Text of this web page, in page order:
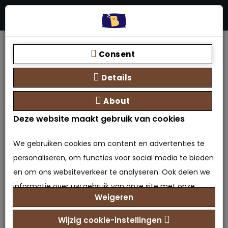
Zoeken
Boxspring met opbergruimte - tweepersoons
Opberg Boxspring Rose
Opberg Boxspring Rose
0 beoordeling(en)/ Geef beoordeling
Bedden Amsterdam B.V
Consent
Details
About
Deze website maakt gebruik van cookies
We gebruiken cookies om content en advertenties te
personaliseren, om functies voor social media te bieden
en om ons websiteverkeer te analyseren. Ook delen we
informatie over uw gebruik van onze site met onze
partners voor social media, adverteren en analyse. Deze
partners kunnen deze gegevens combineren met
Weigeren
Wijzig cookie-instellingen